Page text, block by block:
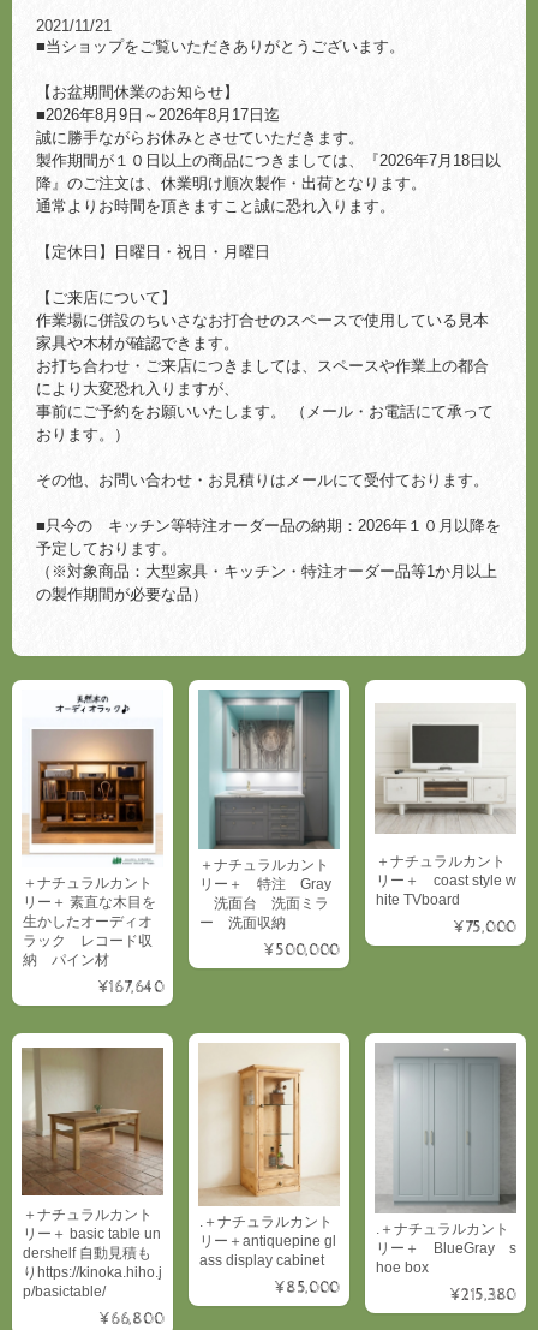
2021/11/21
■当ショップをご覧いただきありがとうございます。
【お盆期間休業のお知らせ】
■2026年8月9日～2026年8月17日迄
誠に勝手ながらお休みとさせていただきます。
製作期間が１０日以上の商品につきましては、『2026年7月18日以
降』のご注文は、休業明け順次製作・出荷となります。
通常よりお時間を頂きますこと誠に恐れ入ります。
【定休日】日曜日・祝日・月曜日
【ご来店について】
作業場に併設のちいさなお打合せのスペースで使用している見本
家具や木材が確認できます。
お打ち合わせ・ご来店につきましては、スペースや作業上の都合
により大変恐れ入りますが、
事前にご予約をお願いいたします。 （メール・お電話にて承って
おります。）
その他、お問い合わせ・お見積りはメールにて受付ております。
■只今の キッチン等特注オーダー品の納期：2026年１０月以降を
予定しております。
（※対象商品：大型家具・キッチン・特注オーダー品等1か月以上
の製作期間が必要な品）
＋ナチュラルカント
リー＋ 素直な木目を
生かしたオーディオ
ラック レコード収
納 パイン材
¥167,640
＋ナチュラルカント
リー＋ 特注 Gray
洗面台 洗面ミラ
ー 洗面収納
¥500,000
＋ナチュラルカント
リー＋ coast style w
hite TVboard
¥75,000
＋ナチュラルカント
リー＋ basic table un
dershelf 自動見積も
りhttps://kinoka.hiho.j
p/basictable/
¥66,800
.＋ナチュラルカント
リー＋antiquepine gl
ass display cabinet
¥85,000
.＋ナチュラルカント
リー＋ BlueGray s
hoe box
¥215,380